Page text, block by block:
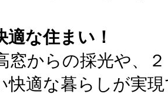
適な住まい！
窓からの採光や、
快適な暮らしが実